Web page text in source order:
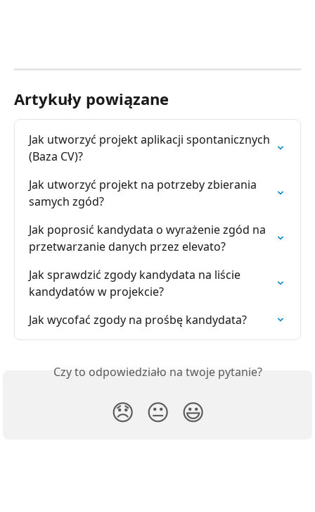
Artykuły powiązane
Jak utworzyć projekt aplikacji spontanicznych
(Baza CV)?
Jak utworzyć projekt na potrzeby zbierania
samych zgód?
Jak poprosić kandydata o wyrażenie zgód na
przetwarzanie danych przez elevato?
Jak sprawdzić zgody kandydata na liście
kandydatów w projekcie?
Jak wycofać zgody na prośbę kandydata?
Czy to odpowiedziało na twoje pytanie?
😞 😐 😃